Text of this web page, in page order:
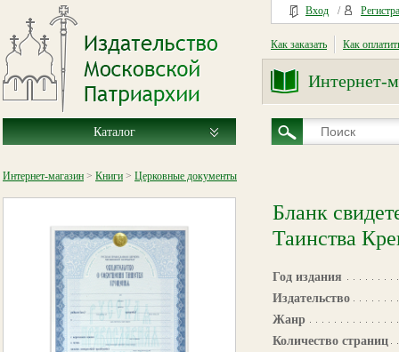
Вход /
Как заказать Как
Интернет-
Каталог
Интернет-магазин > Книги > Церковные документы
Бланк
Таинства
Год издания
Издательство
Жанр
Количество страниц